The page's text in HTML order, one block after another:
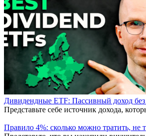
Дивидендные ETF: Пассивный доход без
Представьте себе источник дохода,
Правило 4%: сколько можно тратить, не